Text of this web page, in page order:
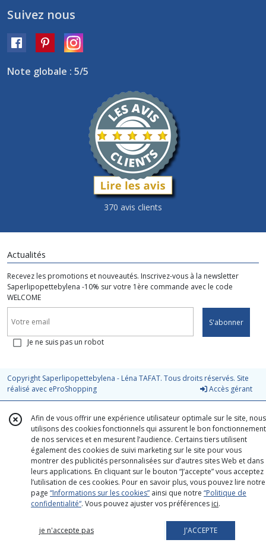
Suivez nous
Note globale : 5/5
370 avis clients
Actualités
Recevez les promotions et nouveautés. Inscrivez-vous à la newsletter
Saperlipopettebylena -10% sur votre 1ère commande avec le code
WELCOME
S'abonner
Je ne suis pas un robot
Copyright Saperlipopettebylena - Léna TAFAT. Tous droits réservés. Site
réalisé avec eProShopping Accès gérant
Afin de vous offrir une expérience utilisateur optimale sur le site, nous
utilisons des cookies fonctionnels qui assurent le bon fonctionnement
de nos services et en mesurent l’audience. Certains tiers utilisent
également des cookies de suivi marketing sur le site pour vous
montrer des publicités personnalisées sur d’autres sites Web et dans
leurs applications. En cliquant sur le bouton “J’accepte” vous acceptez
l’utilisation de ces cookies. Pour en savoir plus, vous pouvez lire notre
page “Informations sur les cookies” ainsi que notre “Politique de
confidentialité“. Vous pouvez ajuster vos préférences ici.
je n'accepte pas J'ACCEPTE